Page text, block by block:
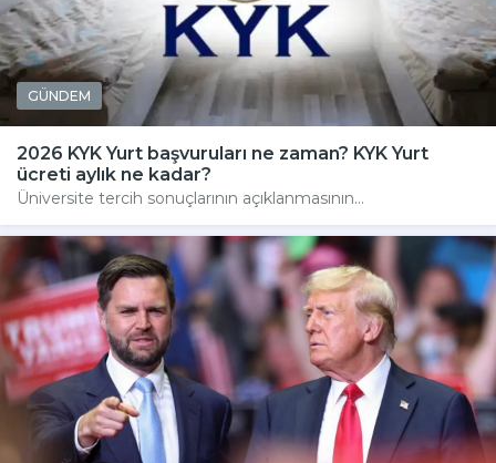
GÜNDEM
2026 KYK Yurt başvuruları ne zaman? KYK Yurt
ücreti aylık ne kadar?
Üniversite tercih sonuçlarının açıklanmasının...